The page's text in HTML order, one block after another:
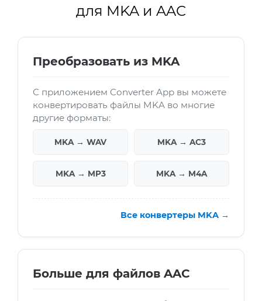
для MKA и AAC
Преобразовать из MKA
С приложением Converter App вы можете
конвертировать файлы MKA во многие
другие форматы:
MKA → WAV MKA → AC3
MKA → MP3 MKA → M4A
Все конвертеры MKA →
Больше для файлов AAC